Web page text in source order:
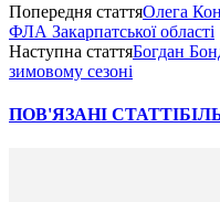
Попередня статтяОлега
ФЛА Закарпатської області
Наступна статтяБогдан
зимовому сезоні
ПОВ'ЯЗАНІ СТАТТІ